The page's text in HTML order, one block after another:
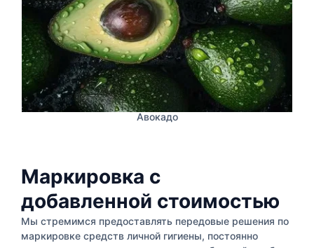
Авокадо
Маркировка с
добавленной стоимостью
Мы стремимся предоставлять передовые решения по
маркировке средств личной гигиены, постоянно